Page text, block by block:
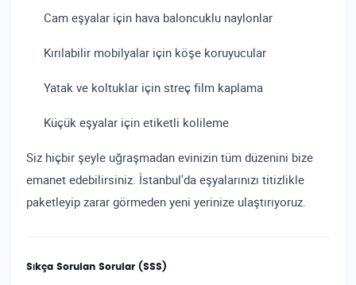
Cam eşyalar için hava baloncuklu naylonlar
Kırılabilir mobilyalar için köşe koruyucular
Yatak ve koltuklar için streç film kaplama
Küçük eşyalar için etiketli kolileme
Siz hiçbir şeyle uğraşmadan evinizin tüm düzenini bize
emanet edebilirsiniz. İstanbul'da eşyalarınızı titizlikle
paketleyip zarar görmeden yeni yerinize ulaştırıyoruz.
Sıkça Sorulan Sorular (SSS)